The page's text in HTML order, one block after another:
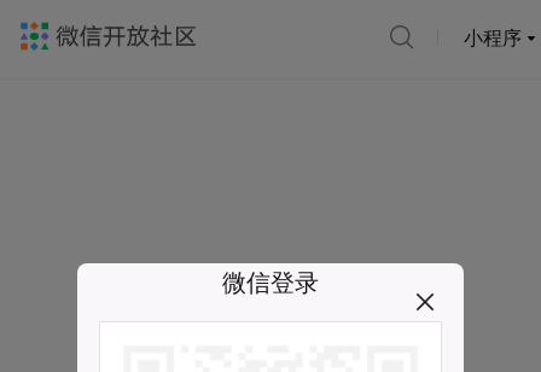
小程序
微信登录